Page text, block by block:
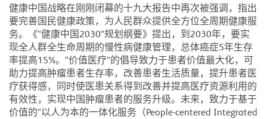
健康中国战略在刚刚闭幕的十九大报告中再次被强调，指出
要完善国民健康政策，为人民群众提供全方位全周期健康服
务。《“健康中国2030”规划纲要》提出，到2030年，要实
现全人群全生命周期的慢性病健康管理，总体癌症5年生存
率提高15%。“价值医疗”的倡导致力于患者价值最大化，可
助力提高肿瘤患者生存率，改善患者生活质量，提升患者医
疗获得感，同时使医患关系得到改善并提高医疗资源利用的
有效性，实现中国肿瘤患者的服务升级。未来，致力于基于
价值的“以人为本的一体化服务（People-centered Integrated